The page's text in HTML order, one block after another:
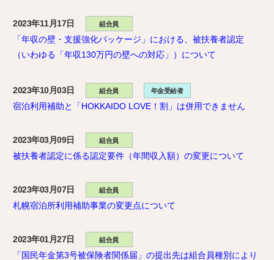
2023年11月17日 組合員
「年収の壁・支援強化パッケージ」における、被扶養者認定
（いわゆる「年収130万円の壁への対応」）について
2023年10月03日 組合員 年金受給者
宿泊利用補助と「HOKKAIDO LOVE！割」は併用できません
2023年03月09日 組合員
被扶養者認定に係る認定要件（年間収入額）の変更について
2023年03月07日 組合員
札幌宿泊所利用補助事業の変更点について
2023年01月27日 組合員
「国民年金第3号被保険者関係届」の提出先は組合員種別により